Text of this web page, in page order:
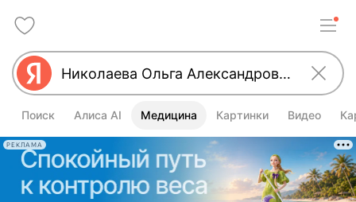
Поиск Алиса AI Медицина Картинки Видео
РЕКЛАМА